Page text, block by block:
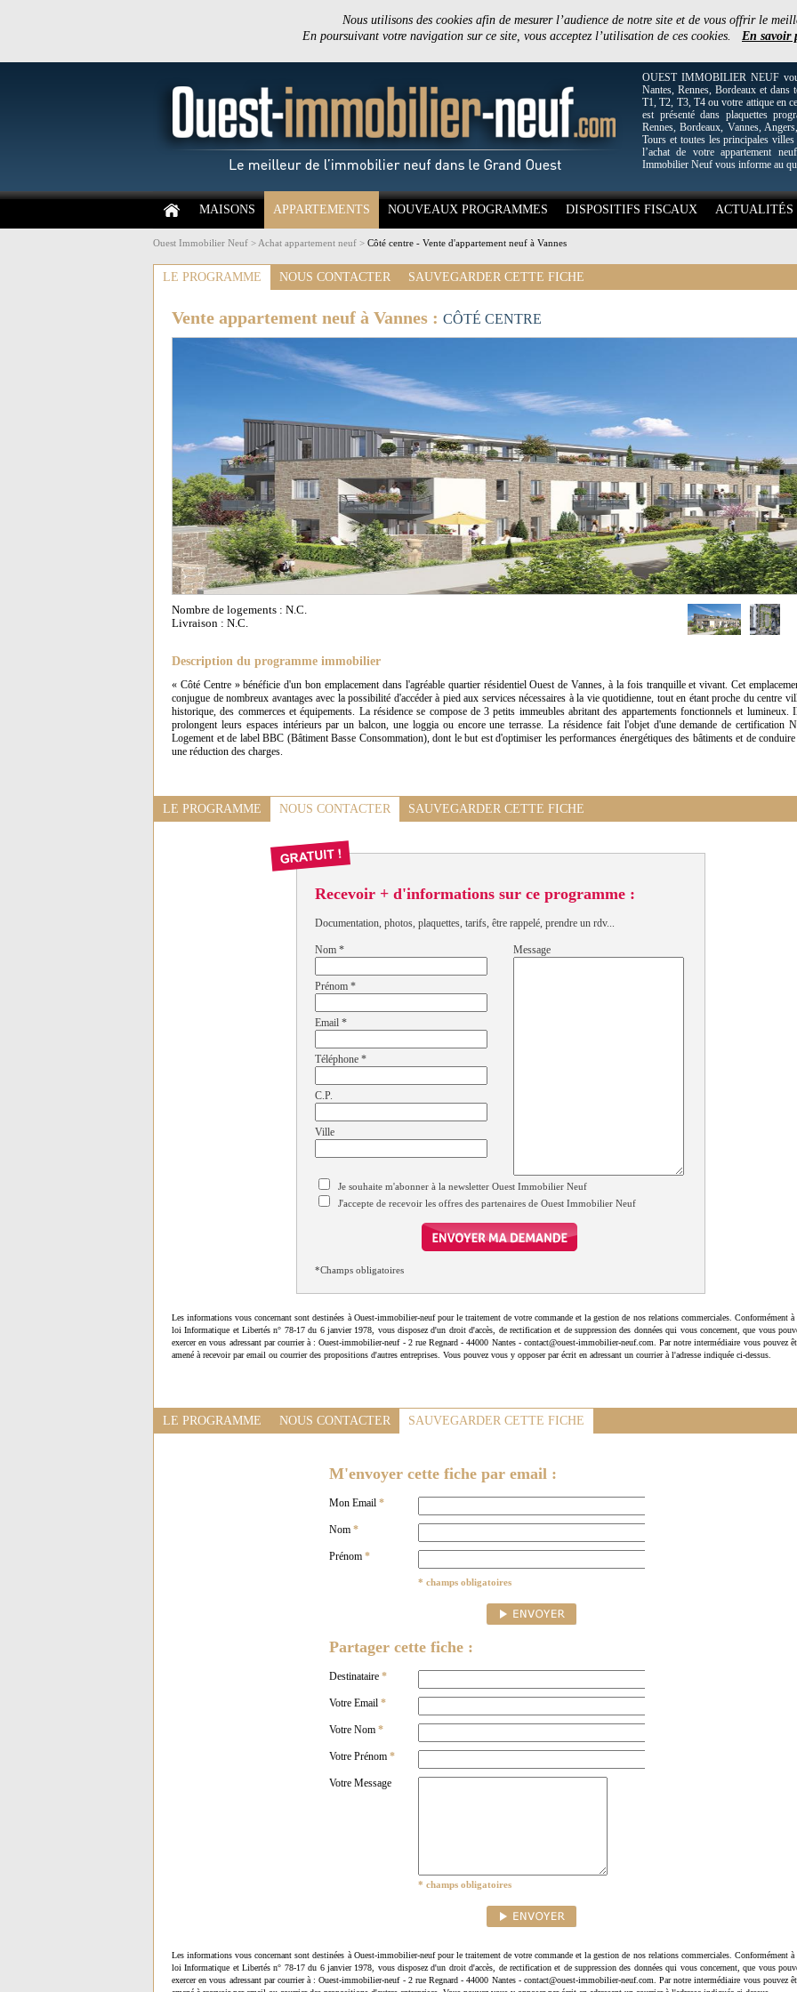
Nous utilisons des cookies afin de mesurer l’audience de notre site et de vous offrir le
En poursuivant votre navigation sur ce site, vous acceptez l’utilisation de ces cookies. En savoir
OUEST IMMOBILIER NEUF
Nantes, Rennes, Bordeaux et
T1, T2, T3, T4 ou votre attique en
est présenté dans plaquettes
Rennes, Bordeaux, Vannes,
Tours et toutes les principales
l’achat de votre appartement
Immobilier Neuf vous informe au
MAISONS APPARTEMENTS NOUVEAUX PROGRAMMES DISPOSITIFS FISCAUX ACTUALITÉS
Ouest Immobilier Neuf > Achat appartement neuf > Côté centre - Vente d'appartement neuf à Vannes
LE PROGRAMME NOUS CONTACTER SAUVEGARDER CETTE FICHE
Vente appartement neuf à Vannes : CÔTÉ CENTRE
Nombre de logements : N.C.
Livraison : N.C.
Description du programme immobilier
« Côté Centre » bénéficie d'un bon emplacement dans l'agréable quartier résidentiel Ouest de Vannes, à la fois tranquille et vivant. Cet
conjugue de nombreux avantages avec la possibilité d'accéder à pied aux services nécessaires à la vie quotidienne, tout en étant proche du centre
historique, des commerces et équipements. La résidence se compose de 3 petits immeubles abritant des appartements fonctionnels et lumineux.
prolongent leurs espaces intérieurs par un balcon, une loggia ou encore une terrasse. La résidence fait l'objet d'une demande de certification
Logement et de label BBC (Bâtiment Basse Consommation), dont le but est d'optimiser les performances énergétiques des bâtiments et de
une réduction des charges.
LE PROGRAMME NOUS CONTACTER SAUVEGARDER CETTE FICHE
Recevoir + d'informations sur ce programme :
Documentation, photos, plaquettes, tarifs, être rappelé, prendre un rdv...
Nom *
Prénom *
Email *
Téléphone *
C.P.
Ville
Message
Je souhaite m'abonner à la newsletter Ouest Immobilier Neuf
J'accepte de recevoir les offres des partenaires de Ouest Immobilier Neuf
*Champs obligatoires
Les informations vous concernant sont destinées à Ouest-immobilier-neuf pour le traitement de votre commande et la gestion de nos relations commerciales. Conformément à
loi Informatique et Libertés n° 78-17 du 6 janvier 1978, vous disposez d'un droit d'accès, de rectification et de suppression des données qui vous concernent, que vous
exercer en vous adressant par courrier à : Ouest-immobilier-neuf - 2 rue Regnard - 44000 Nantes - contact@ouest-immobilier-neuf.com. Par notre intermédiaire vous pouvez
amené à recevoir par email ou courrier des propositions d'autres entreprises. Vous pouvez vous y opposer par écrit en adressant un courrier à l'adresse indiquée ci-dessus.
LE PROGRAMME NOUS CONTACTER SAUVEGARDER CETTE FICHE
M'envoyer cette fiche par email :
Mon Email *
Nom *
Prénom *
* champs obligatoires
Partager cette fiche :
Destinataire *
Votre Email *
Votre Nom *
Votre Prénom *
Votre Message
* champs obligatoires
Les informations vous concernant sont destinées à Ouest-immobilier-neuf pour le traitement de votre commande et la gestion de nos relations commerciales. Conformément à
loi Informatique et Libertés n° 78-17 du 6 janvier 1978, vous disposez d'un droit d'accès, de rectification et de suppression des données qui vous concernent, que vous
exercer en vous adressant par courrier à : Ouest-immobilier-neuf - 2 rue Regnard - 44000 Nantes - contact@ouest-immobilier-neuf.com. Par notre intermédiaire vous pouvez